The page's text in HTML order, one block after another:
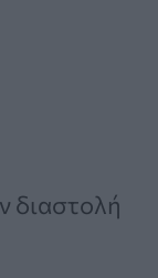
διαστολή